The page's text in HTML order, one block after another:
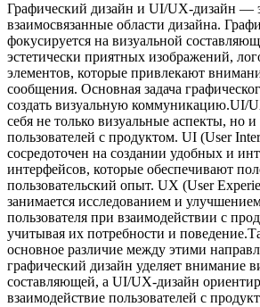
Графический дизайн и UI/UX-дизайн —
взаимосвязанные области дизайна.
фокусируется на визуальной
эстетически приятных изображений,
элементов, которые привлекают
сообщения. Основная задача
создать визуальную коммуникацию.UI/
себя не только визуальные аспекты, но
пользователей с продуктом. UI (User
сосредоточен на создании удобных и
интерфейсов, которые обеспечивают
пользовательский опыт. UX (User
занимается исследованием и
пользователя при взаимодействии с
учитывая их потребности и
основное различие между этими
графический дизайн уделяет внимание
составляющей, а UI/UX-дизайн
взаимодействие пользователей с